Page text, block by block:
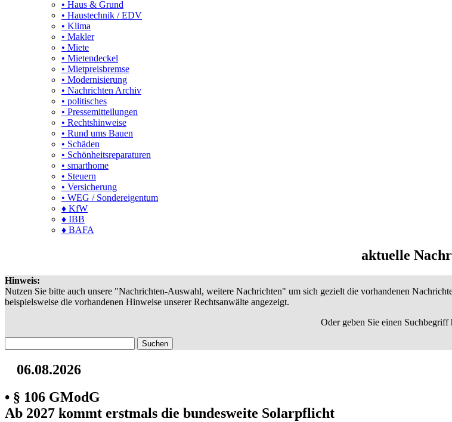
• Haus & Grund
• Haustechnik / EDV
• Klima
• Makler
• Miete
• Mietendeckel
• Mietpreisbremse
• Modernisierung
• Nachrichten Archiv
• politisches
• Pressemitteilungen
• Rechtshinweise
• Rund ums Bauen
• Schäden
• Schönheitsreparaturen
• smarthome
• Steuern
• Versicherung
• WEG / Sondereigentum
♦ KfW
♦ IBB
♦ BAFA
aktuelle
Hinweis:
Nutzen Sie bitte auch unsere "Nachrichten-Auswahl, weitere Nachrichten" um sich gezielt die vorhandenen
beispielsweise die vorhandenen Hinweise unserer Rechtsanwälte angezeigt.
Oder geben Sie einen Suchbegriff
06.08.2026
• § 106 GModG
Ab 2027 kommt erstmals die bundesweite Solarpflicht